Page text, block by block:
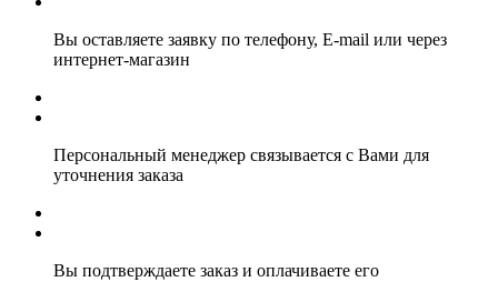
Вы оставляете заявку по телефону, E-mail или через
интернет-магазин
Персональный менеджер связывается с Вами для
уточнения заказа
Вы подтверждаете заказ и оплачиваете его